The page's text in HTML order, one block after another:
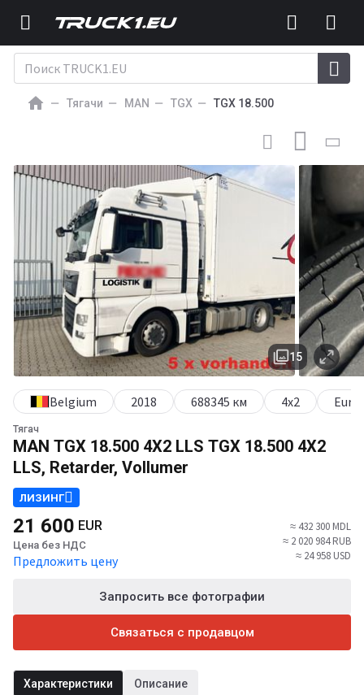
Тягачи MAN TGX TGX 18.500
Тягач
MAN TGX 18.500 4X2 LLS TGX 18.500 4X2
LLS, Retarder, Vollumer
15
Belgium 2018 688345 км 4х2 Euro
ЛИЗИНГ
21 600 EUR
Цена без НДС
Предложить цену
≈ 432 300 MDL
≈ 2 020 984 RUB
≈ 24 958 USD
Запросить все фотографии
Связаться с продавцом
Характеристики Описание